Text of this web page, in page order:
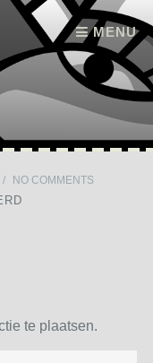
MENU
/ NO COMMENTS
te plaatsen.